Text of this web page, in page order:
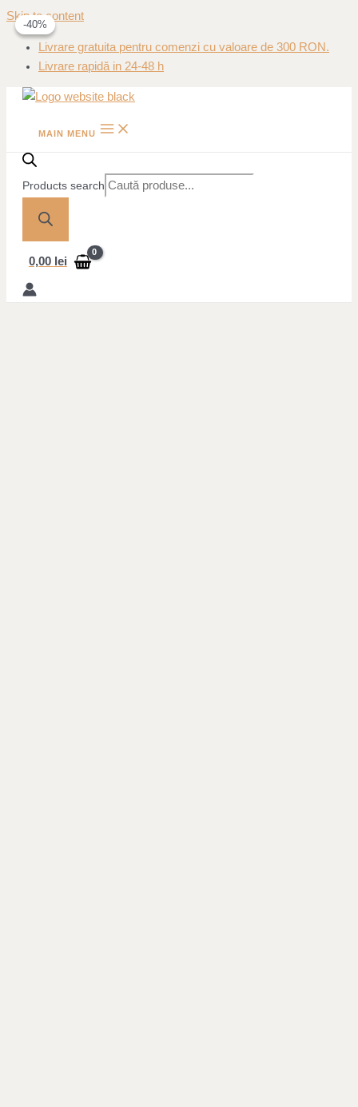
Skip to content
Livrare gratuita pentru comenzi cu valoare de 300 RON.
Livrare rapidă in 24-48 h
MAIN MENU
Products search
0,00 lei
-40%
-40%